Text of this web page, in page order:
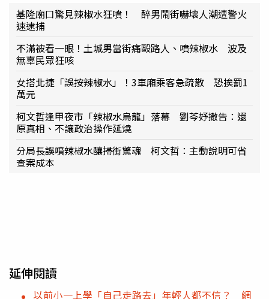
基隆廟口驚見辣椒水狂噴！ 醉男鬧街嚇壞人潮遭警火
速逮捕
不滿被看一眼！土城男當街痛毆路人、噴辣椒水 波及
無辜民眾狂咳
女搭北捷「誤按辣椒水」！3車廂乘客急疏散 恐挨罰1
萬元
柯文哲逢甲夜市「辣椒水烏龍」落幕 劉芩妤撤告：還
原真相、不讓政治操作延燒
分局長誤噴辣椒水釀掃街驚魂 柯文哲：主動說明可省
查案成本
延伸閱讀
以前小一上學「自己走路去」年輕人都不信？ 網